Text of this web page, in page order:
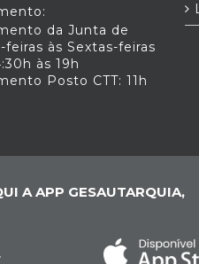
da Junta de
às Sextas-feiras
às 19h
Posto CTT: 11h
A APP GESAUTARQUIA,